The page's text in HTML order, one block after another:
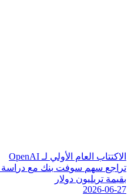
الاكتتاب العام الأولي لـ OpenAI
تر جع سهم سوفت بنك مع در سة
بقيمة تر يليون دولر
2026-06-27